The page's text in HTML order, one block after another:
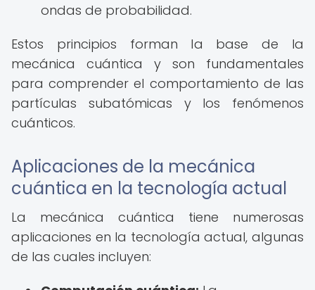
ondas de probabilidad.
Estos principios forman la base de la
mecánica cuántica y son fundamentales
para comprender el comportamiento de las
partículas subatómicas y los fenómenos
cuánticos.
Aplicaciones de la mecánica
cuántica en la tecnología actual
La mecánica cuántica tiene numerosas
aplicaciones en la tecnología actual, algunas
de las cuales incluyen: